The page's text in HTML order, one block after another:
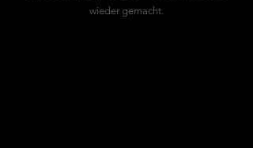
wieder gemacht.